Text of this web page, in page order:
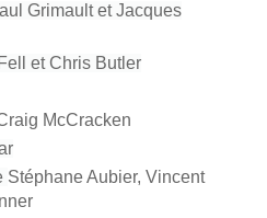
Grimault et Jacques
et Chris Butler
McCracken
Stéphane Aubier, Vincent